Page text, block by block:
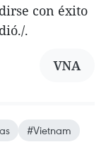
con éxito
.
VNA
#Vietnam